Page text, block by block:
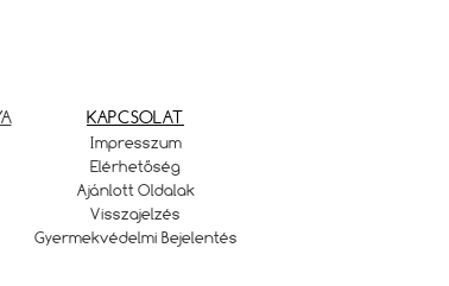
KAPCSOLAT
Impresszum
Elérhetőség
Ajánlott Oldalak
Visszajelzés
Gyermekvédelmi Bejelentés